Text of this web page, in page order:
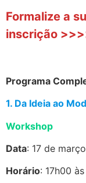
Formalize a
inscrição
Programa
1. Da Ideia ao
Workshop
Data: 17 de março
Horário: 17h00